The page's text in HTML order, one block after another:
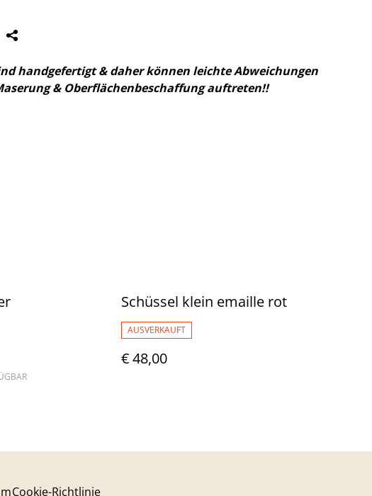
handgefertigt & daher können leichte Abweichungen
& Oberflächenbeschaffung auftreten!!
Schüssel klein emaille rot
AUSVERKAUFT
€ 48,00
Cookie-Richtlinie